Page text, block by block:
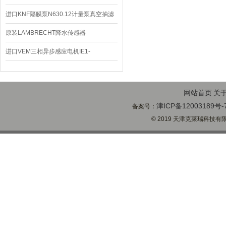
AMAS
进口KNF隔膜泵N630.12计量泵真空抽滤
泵价格
原装LAMBRECHT降水传感器
00.14575.20气象仪
进口VEM三相异步感应电机IE1-
K21R80G4马达
网站首页 关
备案号：津ICP备12003189号-
© 2019 天津克莱瑞科技有